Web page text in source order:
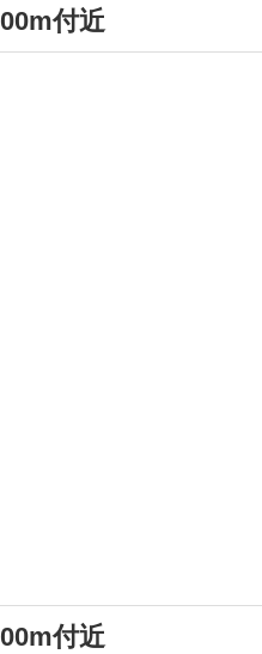
付近
付近